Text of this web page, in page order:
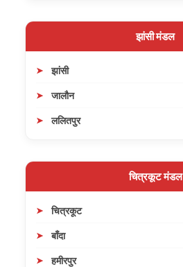
झांसी मंडल
झांसी
जालौन
ललितपुर
चित्रकूट मंडल
चित्रकूट
बाँदा
हमीरपुर